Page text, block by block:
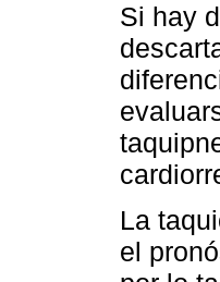
Si hay
La
el